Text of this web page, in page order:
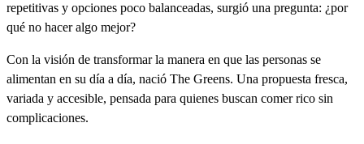
repetitivas y opciones poco balanceadas, surgió una pregunta: ¿por
qué no hacer algo mejor?
Con la visión de transformar la manera en que las personas se
alimentan en su día a día, nació The Greens. Una propuesta fresca,
variada y accesible, pensada para quienes buscan comer rico sin
complicaciones.